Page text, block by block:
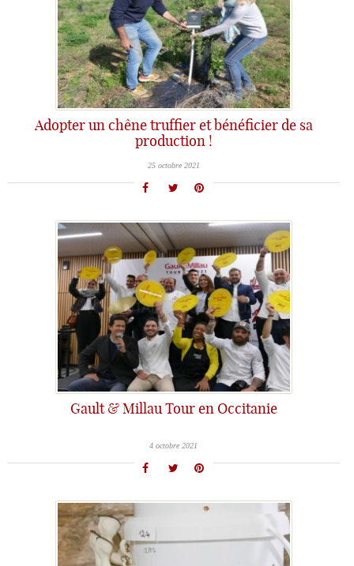
Adopter un chêne truffier et bénéficier de sa
production !
25 octobre 2021
Gault & Millau Tour en Occitanie
4 octobre 2021